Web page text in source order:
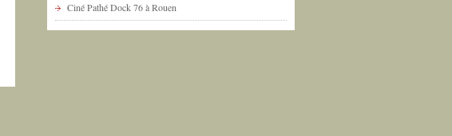
Ciné Pathé Dock 76 à Rouen